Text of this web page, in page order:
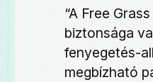
“A Free
biztonsága
fenyegetés-
megbízható